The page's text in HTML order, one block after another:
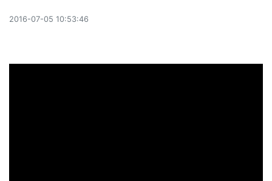
2016-07-05 10:53:46